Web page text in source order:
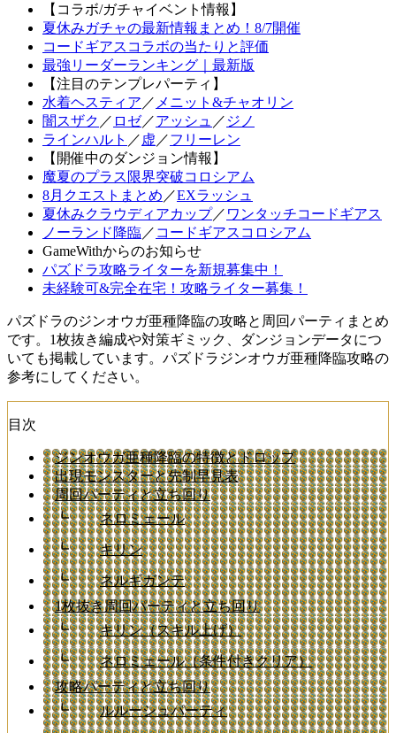
【コラボ/ガチャイベント情報】
夏休みガチャの最新情報まとめ！8/7開催
コードギアスコラボの当たりと評価
最強リーダーランキング｜最新版
【注目のテンプレパーティ】
水着ヘスティア ／ メニット&チャオリン
闇スザク ／ ロゼ／アッシュ ／ ジノ
ラインハルト ／ 虚 ／フリーレン
【開催中のダンジョン情報】
魔夏のプラス限界突破コロシアム
8月クエストまとめ ／EXラッシュ
夏休みクラウディアカップ／ ワンタッチコードギアス
ノーランド降臨／ コードギアスコロシアム
GameWithからのお知らせ
パズドラ攻略ライターを新規募集中！
未経験可&完全在宅！攻略ライター募集！
パズドラのジンオウガ亜種降臨の攻略と周回パーティまとめ
です。1枚抜き編成や対策ギミック、ダンジョンデータにつ
いても掲載しています。パズドラジンオウガ亜種降臨攻略の
参考にしてください。
目次
ジンオウガ亜種降臨の特徴とドロップ
出現モンスターと先制早見表
周回パーティと立ち回り
┗
ネロミェール
┗ キリン
┗
ネルギガンテ
1枚抜き周回パーティと立ち回り
┗
キリン（スキル上げ）
┗
ネロミェール（条件付きクリア）
攻略パーティと立ち回り
┗
ルルーシュパーティ